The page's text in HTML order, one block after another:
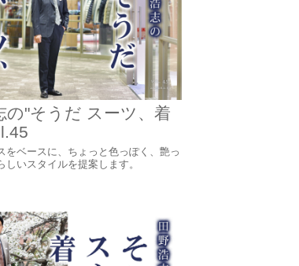
の"そうだ スーツ、着
をベースに、ちょっと色っぽく、艶っ
しいスタイルを提案します。